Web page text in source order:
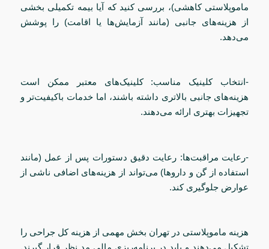
ماموپلاستی کاهشی)، بررسی کنید که آیا بیمه تکمیلی بخشی
از هزینه‌های جانبی (مانند آزمایش‌ها یا اقامت) را پوشش
می‌دهد.
-انتخاب کلینیک مناسب: کلینیک‌های معتبر ممکن است
هزینه‌های جانبی بالاتری داشته باشند، اما خدمات باکیفیت‌تر و
تجهیزات بهتری ارائه می‌دهند.
-رعایت مراقبت‌ها: رعایت دقیق دستورات پس از عمل (مانند
استفاده از گن و داروها) می‌تواند از هزینه‌های اضافی ناشی از
عوارض جلوگیری کند.
هزینه ماموپلاستی در تهران بخش مهمی از هزینه کل جراحی را